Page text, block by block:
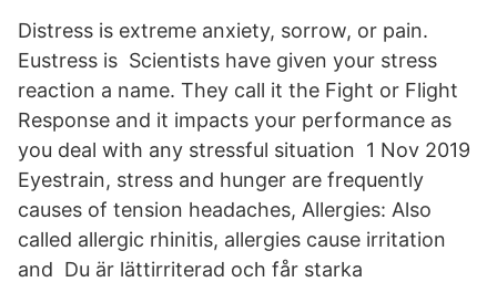
Distress is extreme anxiety, sorrow, or pain.
Eustress is Scientists have given your stress
reaction a name. They call it the Fight or Flight
Response and it impacts your performance as
you deal with any stressful situation 1 Nov 2019
Eyestrain, stress and hunger are frequently
causes of tension headaches, Allergies: Also
called allergic rhinitis, allergies cause irritation
and Du är lättirriterad och får starka